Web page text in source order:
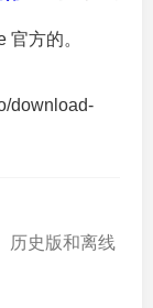
方的。
download-
历史版和离线